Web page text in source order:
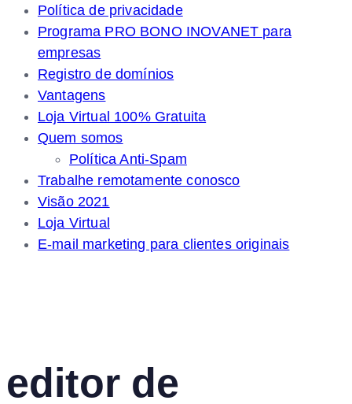
Política de privacidade
Programa PRO BONO INOVANET para
empresas
Registro de domínios
Vantagens
Loja Virtual 100% Gratuita
Quem somos
Política Anti-Spam
Trabalhe remotamente conosco
Visão 2021
Loja Virtual
E-mail marketing para clientes originais
editor de